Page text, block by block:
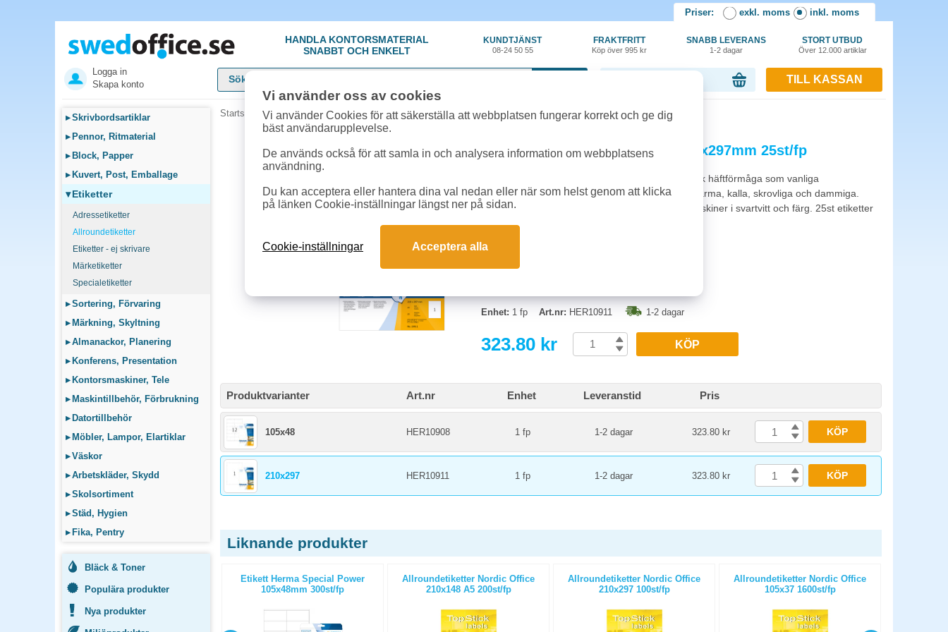
Priser: exkl. moms inkl. moms
HANDLA KONTORSMATERIAL
SNABBT OCH ENKELT
KUNDTJÄNST
08-24 50 55
FRAKTFRITT
Köp över 995 kr
SNABB LEVERANS
1-2 dagar
STORT UTBUD
Över 12.000 artiklar
Logga in
Skapa konto
TILL KASSAN
▸Skrivbordsartiklar
▸ Pennor, Ritmaterial
▸ Block, Papper
▸ Kuvert, Post, Emballage
▾Etiketter
Adressetiketter
Allroundetiketter
Etiketter - ej skrivare
Märketiketter
Specialetiketter
▸Sortering, Förvaring
▸ Märkning, Skyltning
▸Almanackor, Planering
▸ Konferens, Presentation
▸ Kontorsmaskiner, Tele
▸ Maskintillbehör, Förbrukning
▸ Datortillbehör
▸ Möbler, Lampor, Elartiklar
▸Väskor
▸Arbetskläder, Skydd
▸Skolsortiment
▸Städ, Hygien
▸ Fika, Pentry
Bläck & Toner
Populära produkter
Nya produkter
Startsida »Etiketter»Allroundetiketter»Etikett Herma Special Power 210x297mm 25st/fp
Etikett Herma Special Power 210x297mm 25st/fp
Etikett i högkvalitativt papper med dubbelt så stark häftförmåga som vanliga
pappersetiketter. Fäster på ytor som är fuktiga, varma, kalla, skrovliga och dammiga.
För utskrift i laser-, bläckstråle- och kopieringsmaskiner i svartvitt och färg. 25st etiketter
per förpackning.
Mått: 210x297mm
Enhet: 1 fp Art.nr: HER10911 1-2 dagar
323.80 kr KÖP
Produktvarianter Art.nr Enhet Leveranstid Pris
105x48 HER10908 1 fp 1-2 dagar 323.80 kr KÖP
210x297 HER10911 1 fp 1-2 dagar 323.80 kr KÖP
Liknande produkter
1600st/fp
Etikett Herma Special Power
105x48mm 300st/fp
Allroundetiketter Nordic Office
210x148 A5 200st/fp
Allroundetiketter Nordic Office
210x297 100st/fp
Allroundetiketter Nordic Office
105x37 1600st/fp
Vi använder oss av cookies
Vi använder Cookies för att säkerställa att webbplatsen fungerar korrekt och ge dig
bäst användarupplevelse.
De används också för att samla in och analysera information om webbplatsens
användning.
Du kan acceptera eller hantera dina val nedan eller när som helst genom att klicka
på länken Cookie-inställningar längst ner på sidan.
Cookie-inställningar Acceptera alla